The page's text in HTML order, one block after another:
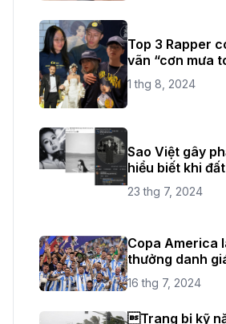
Top 3 Rapper
vãn “cơn mưa
gian vừa qua
1 thg 8, 2024
Sao Việt gây
hiểu biết khi
quốc tang
23 thg 7, 2024
Copa America
thưởng danh
biệt như thế
16 thg 7, 2024
Trang bị kỹ